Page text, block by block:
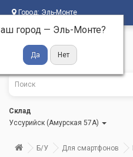
Город: Эль-Монте
город — Эль-Монте?
Склад
Уссурийск (Амурская 57А)
Б/У Для смартфонов